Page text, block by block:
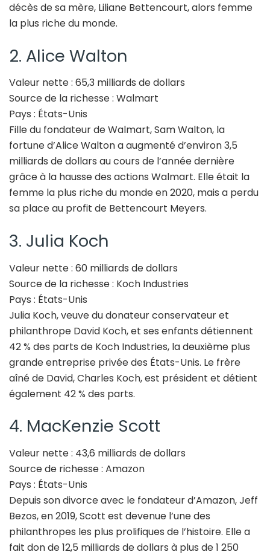
décès de sa mère, Liliane Bettencourt, alors femme
la plus riche du monde.
2. Alice Walton
Valeur nette : 65,3 milliards de dollars
Source de la richesse : Walmart
Pays : États-Unis
Fille du fondateur de Walmart, Sam Walton, la
fortune d’Alice Walton a augmenté d’environ 3,5
milliards de dollars au cours de l’année dernière
grâce à la hausse des actions Walmart. Elle était la
femme la plus riche du monde en 2020, mais a perdu
sa place au profit de Bettencourt Meyers.
3. Julia Koch
Valeur nette : 60 milliards de dollars
Source de la richesse : Koch Industries
Pays : États-Unis
Julia Koch, veuve du donateur conservateur et
philanthrope David Koch, et ses enfants détiennent
42 % des parts de Koch Industries, la deuxième plus
grande entreprise privée des États-Unis. Le frère
aîné de David, Charles Koch, est président et détient
également 42 % des parts.
4. MacKenzie Scott
Valeur nette : 43,6 milliards de dollars
Source de richesse : Amazon
Pays : États-Unis
Depuis son divorce avec le fondateur d’Amazon, Jeff
Bezos, en 2019, Scott est devenue l’une des
philanthropes les plus prolifiques de l’histoire. Elle a
fait don de 12,5 milliards de dollars à plus de 1 250